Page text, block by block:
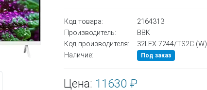
Код товара:
2164313
Производитель:
BBK
Код производителя:
32LEX-7244/TS2C (W)
Наличие:
Под заказ
Цена: 11630 ₽